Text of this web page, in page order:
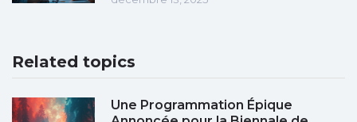
Related topics
Une Programmation Épique